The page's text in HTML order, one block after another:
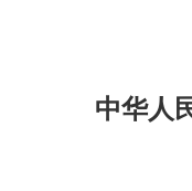
中华人